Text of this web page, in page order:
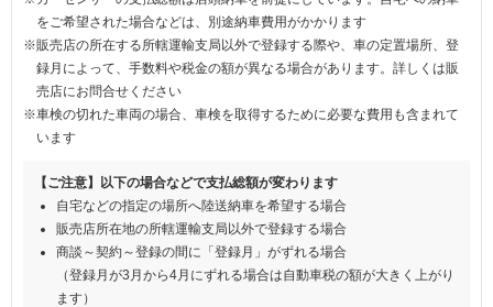
をご希望された場合などは、別途納車費用がかかります
※販売店の所在する所轄運輸支局以外で登録する際や、車の定置場所、登
録月によって、手数料や税金の額が異なる場合があります。詳しくは販
売店にお問合せください
※車検の切れた車両の場合、車検を取得するために必要な費用も含まれて
います
【ご注意】以下の場合などで支払総額が変わります
自宅などの指定の場所へ陸送納車を希望する場合
販売店所在地の所轄運輸支局以外で登録する場合
商談～契約～登録の間に「登録月」がずれる場合
（登録月が3月から4月にずれる場合は自動車税の額が大きく上がり
ます）